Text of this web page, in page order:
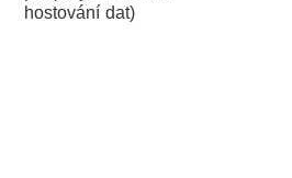
hostování dat)